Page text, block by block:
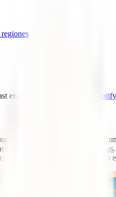
regiones
en Spotify
increíbles que conocer. Es
este destino
IATI Escapadas
19 se cruza en tu camino. No